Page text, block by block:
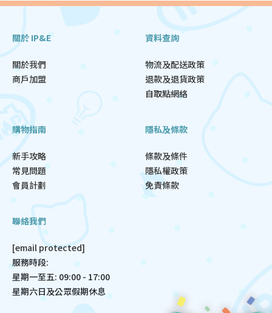
關於 IP&E
關於我們
商戶加盟
資料查詢
物流及配送政策
退款及退貨政策
自取點網絡
購物指南
新手攻略
常見問題
會員計劃
隱私及條款
條款及條件
隱私權政策
免責條款
聯絡我們
[email protected]
服務時段:
星期一至五: 09:00 - 17:00
星期六日及公眾假期休息